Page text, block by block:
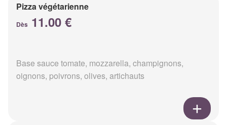
Pizza végétarienne
Dès 11.00 €
Base sauce tomate, mozzarella, champignons,
oignons, poivrons, olives, artichauts